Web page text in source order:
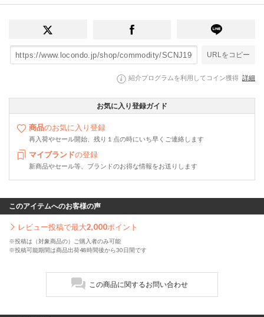
URLをコピー
紹介プログラムを利用してコイン獲得 詳細
お気に入り登録ガイド
商品のお気に入り登録
再入荷やセール開始、残り１点の時にいち早くご連絡します
マイブランドの登録
新商品やセール等、ブランドのお得な情報をお送りします
このアイテムへのお客様の声
レビュー投稿で最大2,000ポイント
※投稿は（対象商品の）ご購入者のみ可能
※投稿可能期間は商品出荷48時間後から30日間です
この商品に関するお問い合わせ